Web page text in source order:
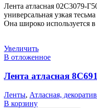
Лента атласная 02С3079-
универсальная узкая
Она широко используется
Увеличить
В отложенное
Лента атласная
Ленты, Атласная,
В корзину